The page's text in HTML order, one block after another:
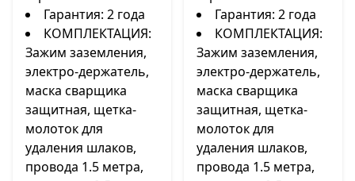
Гарантия: 2 года
КОМПЛЕКТАЦИЯ:
Зажим заземления,
электро-держатель,
маска сварщика
защитная, щетка-
молоток для
удаления шлаков,
провода 1.5 метра,
Гарантия: 2 года
КОМПЛЕКТАЦИЯ:
Зажим заземления,
электро-держатель,
маска сварщика
защитная, щетка-
молоток для
удаления шлаков,
провода 1.5 метра,